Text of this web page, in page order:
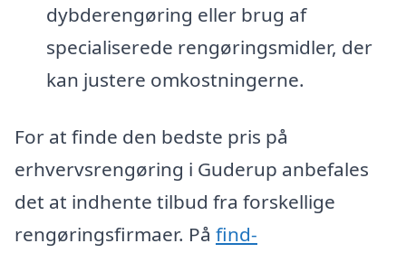
dybderengøring eller brug af
specialiserede rengøringsmidler, der
kan justere omkostningerne.
For at finde den bedste pris på
erhvervsrengøring i Guderup anbefales
det at indhente tilbud fra forskellige
rengøringsfirmaer. På find-